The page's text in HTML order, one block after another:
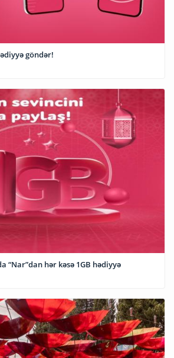
göndər!
“Nar”dan hər kəsə 1GB hədiyyə